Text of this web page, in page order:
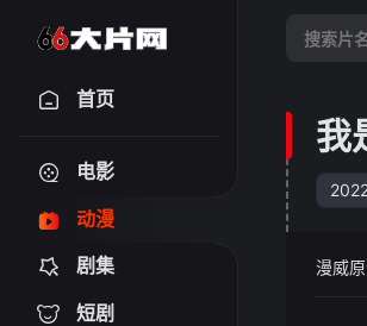
首页
电影
动漫
剧集
短剧
我
漫威